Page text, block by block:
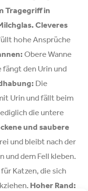
Tragegriff in
Cleveres
hohe Ansprüche
Obere Wanne
fängt den Urin und
Die
Urin und fällt beim
die untere
und saubere
und bleibt nach der
und dem Fell kleben.
für Katzen, die sich
Hoher Rand: